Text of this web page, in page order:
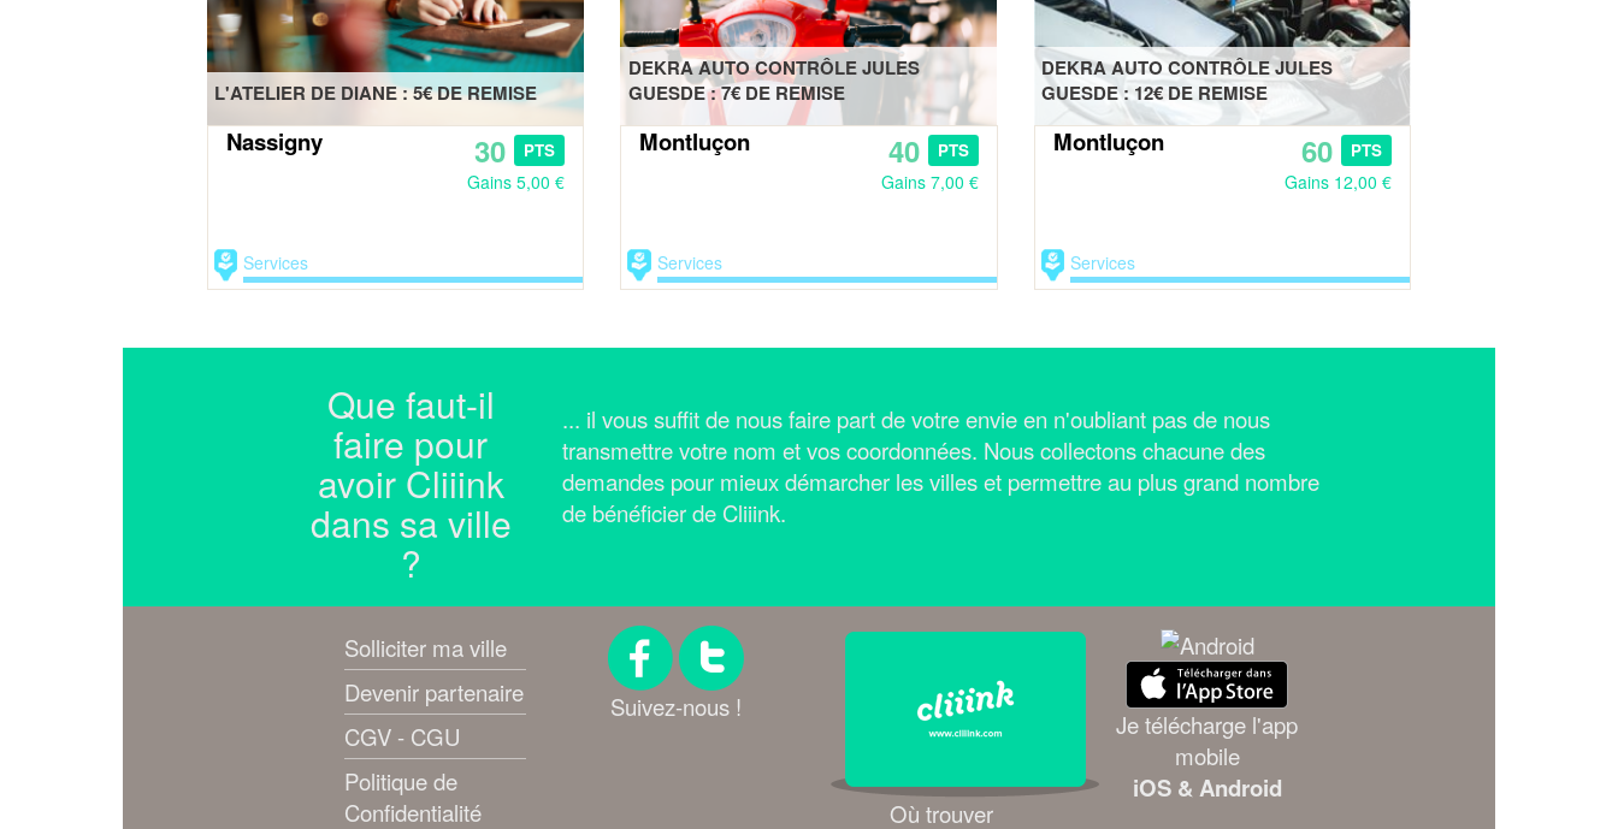
L'ATELIER DE DIANE : 5€ DE REMISE
Nassigny 30 PTS
Gains 5,00 €
Services
DEKRA AUTO CONTRÔLE JULES
GUESDE : 7€ DE REMISE
Montluçon 40 PTS
Gains 7,00 €
Services
DEKRA AUTO CONTRÔLE JULES
GUESDE : 12€ DE REMISE
Montluçon 60 PTS
Gains 12,00 €
Services
Que faut-il
faire pour
avoir Cliiink
dans sa ville
?
... il vous suffit de nous faire part de votre envie en n'oubliant pas de nous
transmettre votre nom et vos coordonnées. Nous collectons chacune des
demandes pour mieux démarcher les villes et permettre au plus grand nombre
de bénéficier de Cliiink.
Solliciter ma ville
Devenir partenaire
CGV - CGU
Politique de
Confidentialité
Suivez-nous !
Où trouver
Je télécharge l'app
mobile
iOS & Android